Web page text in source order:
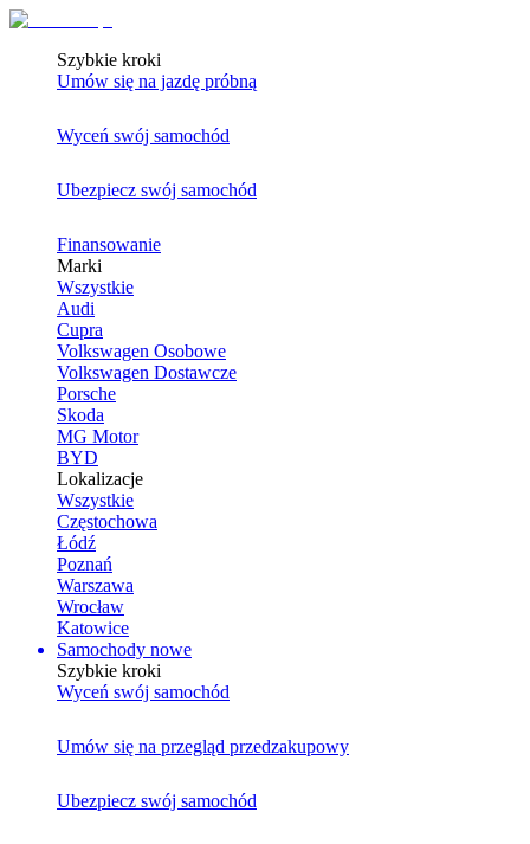
Szybkie kroki
Umów się na jazdę próbną
Wyceń swój samochód
Ubezpiecz swój samochód
Finansowanie
Marki
Wszystkie
Audi
Cupra
Volkswagen Osobowe
Volkswagen Dostawcze
Porsche
Skoda
MG Motor
BYD
Lokalizacje
Wszystkie
Częstochowa
Łódź
Poznań
Warszawa
Wrocław
Katowice
Samochody nowe
Szybkie kroki
Wyceń swój samochód
Umów się na przegląd przedzakupowy
Ubezpiecz swój samochód